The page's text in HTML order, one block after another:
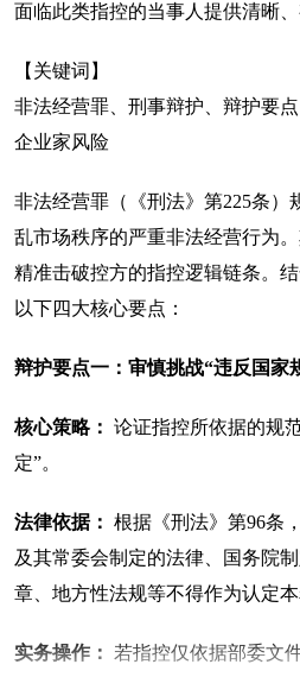
面临此类指控的当事人提供清晰、
【关键词】
非法经营罪、刑事辩护、辩护要
企业家风险
非法经营罪（《刑法》第225条）
乱市场秩序的严重非法经营行为
精准击破控方的指控逻辑链条。
以下四大核心要点：
辩护要点一：审慎挑战“违反国家
核心策略： 论证指控所依据的规
定”。
法律依据： 根据《刑法》第96条
及其常委会制定的法律、国务院
章、地方性法规等不得作为认定本
实务操作：
若指控仅依据部委文